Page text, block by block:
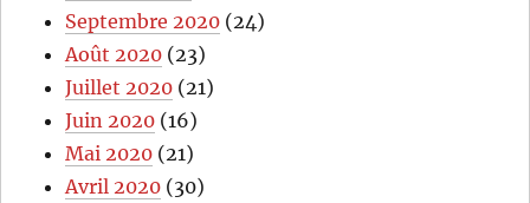
Septembre 2020 (24)
Août 2020 (23)
Juillet 2020 (21)
Juin 2020 (16)
Mai 2020 (21)
Avril 2020 (30)